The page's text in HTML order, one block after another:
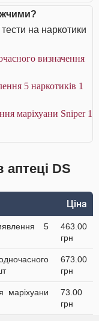
на наркотики
визначення
5 наркотиків 1
маріхуани Sniper 1
аптеці DS
Ціна
5
463.00
грн
673.00
грн
маріхуани
73.00
грн